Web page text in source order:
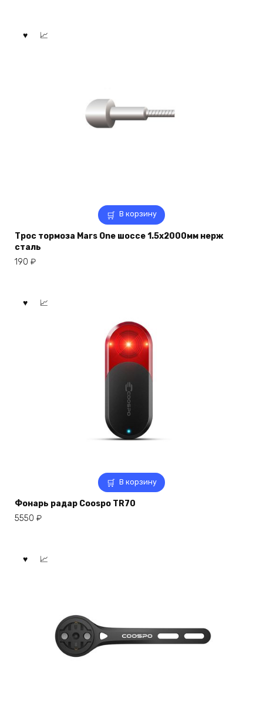
В корзину
Трос тормоза Mars One шоссе 1.5х2000мм нерж
сталь
190 ₽
В корзину
Фонарь радар Coospo TR70
5550 ₽